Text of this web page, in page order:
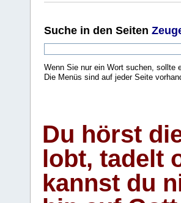
Suche in den Seiten
Wenn Sie nur ein Wort suchen, sollte
Die Menüs sind auf jeder Seite
Du hörst
lobt, tadelt
kannst du